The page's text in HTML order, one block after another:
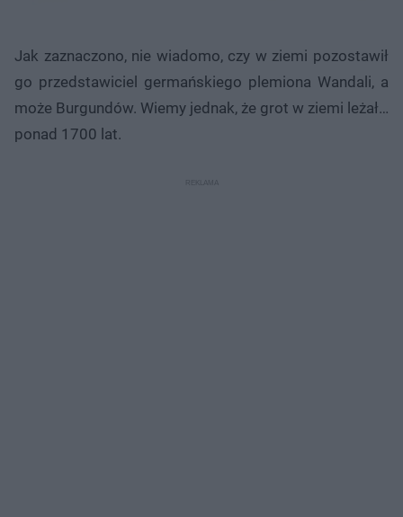
Jak zaznaczono, nie wiadomo, czy w ziemi pozostawił
go przedstawiciel germańskiego plemiona Wandali, a
może Burgundów. Wiemy jednak, że grot w ziemi leżał…
ponad 1700 lat.